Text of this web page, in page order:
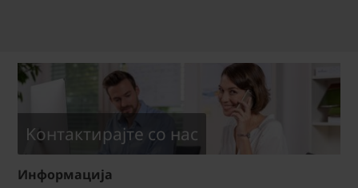
Kонтактирајте со нас
Информациja